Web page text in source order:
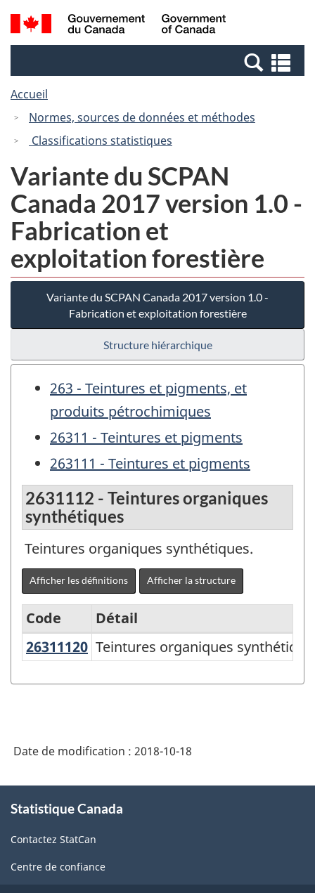
Passer
au
Passer
à
Canada
Recherche
et
et
Accueil
Normes, sources de données et méthodes
Classifications statistiques
Variante du SCPAN
Canada 2017 version 1.0 -
Fabrication et
exploitation forestière
Variante du SCPAN Canada 2017 version 1.0 -
Fabrication et exploitation forestière
Structure hiérarchique
263 - Teintures et pigments, et
produits pétrochimiques
26311 - Teintures et pigments
263111 - Teintures et pigments
2631112 - Teintures organiques
synthétiques
Teintures organiques synthétiques.
Afficher les définitions Afficher la structure
Variante
2017
1.0
-
Fabrication
et
Code
Détail
26311120 Teintures organiques
Teintures organiques
Date de modification : 2018-10-18
propos
ce
site
Statistique Canada
Contactez StatCan
Centre de confiance